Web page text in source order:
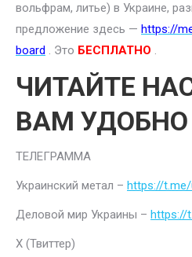
вольфрам, литье) в Украине,
предложение здесь — https://
board . Это БЕСПЛАТНО .
ЧИТАЙТЕ
ВАМ УДОБНО
ТЕЛЕГРАММА
Украинский метал – https://
Деловой мир Украины – https://
Х (Твиттер)